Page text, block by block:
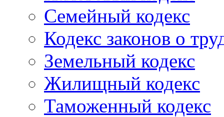
Семейный кодекс
Кодекс законов о
Земельный кодекс
Жилищный кодекс
Таможенный кодекс